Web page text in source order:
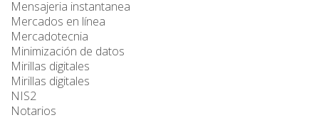
Mensajeria instantanea
Mercados en línea
Mercadotecnia
Minimización de datos
Mirillas digitales
Mirillas digitales
NIS2
Notarios